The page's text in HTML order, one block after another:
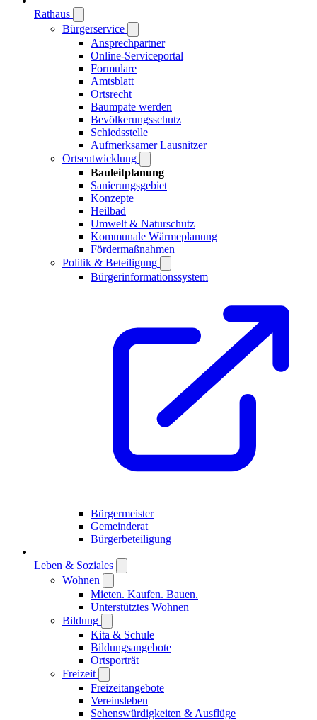
Rathaus
Bürgerservice
Ansprechpartner
Online-Serviceportal
Formulare
Amtsblatt
Ortsrecht
Baumpate werden
Bevölkerungsschutz
Schiedsstelle
Aufmerksamer Lausnitzer
Ortsentwicklung
Bauleitplanung
Sanierungsgebiet
Konzepte
Heilbad
Umwelt & Naturschutz
Kommunale Wärmeplanung
Fördermaßnahmen
Politik & Beteiligung
Bürgerinformationssystem
Bürgermeister
Gemeinderat
Bürgerbeteiligung
Leben & Soziales
Wohnen
Mieten. Kaufen. Bauen.
Unterstütztes Wohnen
Bildung
Kita & Schule
Bildungsangebote
Ortsporträt
Freizeit
Freizeitangebote
Vereinsleben
Sehenswürdigkeiten & Ausflüge